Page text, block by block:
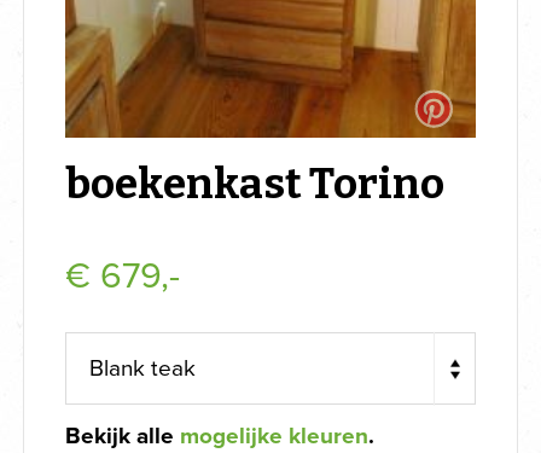
boekenkast Torino
€ 679,-
Bekijk alle mogelijke kleuren.